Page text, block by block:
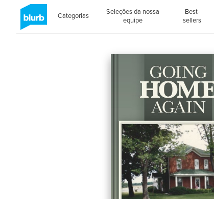
Categorias
Seleções da nossa
equipe
Best-
sellers